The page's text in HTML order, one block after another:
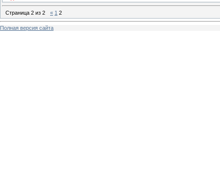
Страница 2 из 2 « 1 2
Полная версия сайта